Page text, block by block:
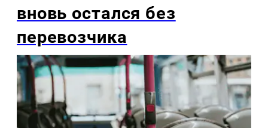
вновь остался без
перевозчика